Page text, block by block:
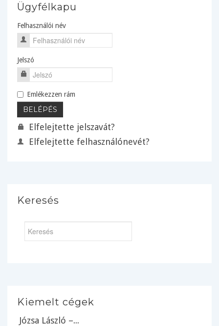
Ügyfélkapu
Felhasználói név
Jelszó
Emlékezzen rám
Elfelejtette jelszavát?
Elfelejtette felhasználónevét?
Keresés
Kiemelt cégek
Józsa László –...